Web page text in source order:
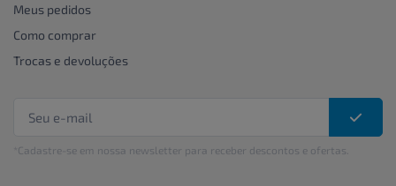
Meus pedidos
Como comprar
Trocas e devoluções
*Cadastre-se em nossa newsletter para receber descontos e ofertas.